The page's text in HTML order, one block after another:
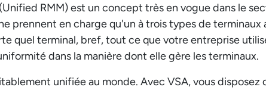
RMM) est un concept très en vogue dans le
prennent en charge qu'un à trois types de
quel terminal, bref, tout ce que votre entreprise
dans la manière dont elle gère les terminaux.
unifiée au monde. Avec VSA, vous disposez